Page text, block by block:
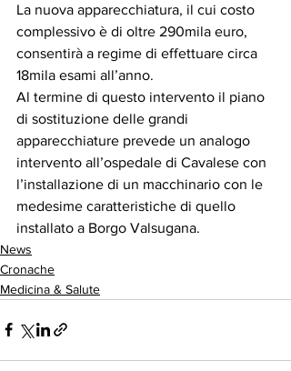
La nuova apparecchiatura, il cui costo
complessivo è di oltre 290mila euro,
consentirà a regime di effettuare circa
18mila esami all’anno.
Al termine di questo intervento il piano
di sostituzione delle grandi
apparecchiature prevede un analogo
intervento all’ospedale di Cavalese con
l’installazione di un macchinario con le
medesime caratteristiche di quello
installato a Borgo Valsugana.
News
Cronache
Medicina & Salute